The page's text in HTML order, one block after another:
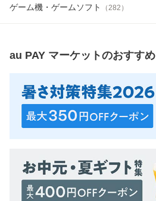
ゲーム機・ゲームソフト （282 ）
au PAY マーケットのおすすめ